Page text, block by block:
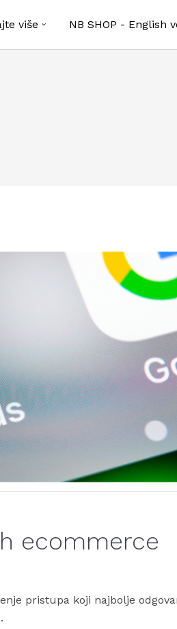
više NB SHOP - English
ecommerce
pristupa koji najbolje